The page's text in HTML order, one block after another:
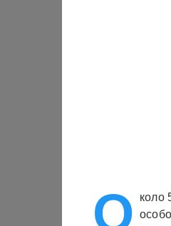
О
коло